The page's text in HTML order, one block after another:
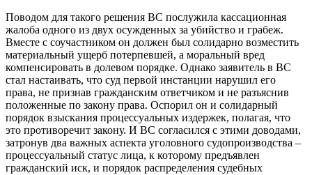
Поводом для такого решения ВС послужила кассационная
жалоба одного из двух осужденных за убийство и грабеж.
Вместе с соучастником он должен был солидарно возместить
материальный ущерб потерпевшей, а моральный вред
компенсировать в долевом порядке. Однако заявитель в ВС
стал настаивать, что суд первой инстанции нарушил его
права, не признав гражданским ответчиком и не разъяснив
положенные по закону права. Оспорил он и солидарный
порядок взыскания процессуальных издержек, полагая, что
это противоречит закону. И ВС согласился с этими доводами,
затронув два важных аспекта уголовного судопроизводства –
процессуальный статус лица, к которому предъявлен
гражданский иск, и порядок распределения судебных